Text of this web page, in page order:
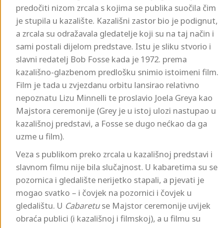
predočiti nizom zrcala s kojima se publika suočila čim
je stupila u kazalište. Kazališni zastor bio je podignut,
a zrcala su odražavala gledatelje koji su na taj način i
sami postali dijelom predstave. Istu je sliku stvorio i
slavni redatelj Bob Fosse kada je 1972. prema
kazališno-glazbenom predlošku snimio istoimeni film.
Film je tada u zvjezdanu orbitu lansirao relativno
nepoznatu Lizu Minnelli te proslavio Joela Greya kao
Majstora ceremonije (Grey je u istoj ulozi nastupao u
kazališnoj predstavi, a Fosse se dugo nećkao da ga
uzme u film).
Veza s publikom preko zrcala u kazališnoj predstavi i
slavnom filmu nije bila slučajnost. U kabaretima su se
pozornica i gledalište nerijetko stapali, a pjevati je
mogao svatko – i čovjek na pozornici i čovjek u
gledalištu. U Cabaretuse Majstor ceremonije uvijek
obraća publici (i kazališnoj i filmskoj), a u filmu su